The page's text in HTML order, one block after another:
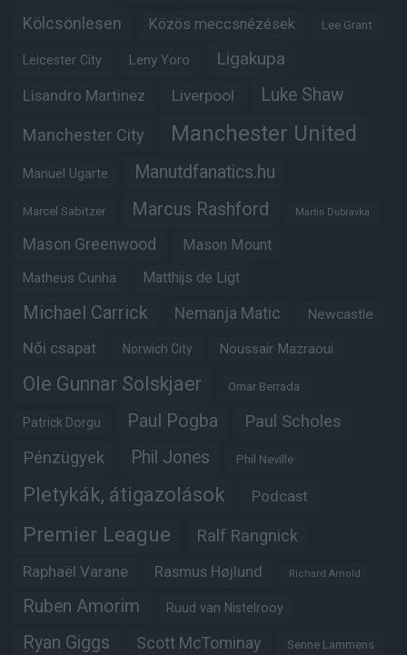
Kölcsönlesen Közös meccsnézések Lee Grant
Leicester City Leny Yoro Ligakupa
Lisandro Martinez Liverpool Luke Shaw
Manchester City Manchester United
Manuel Ugarte Manutdfanatics.hu
Marcel Sabitzer Marcus Rashford Martin Dubravka
Mason Greenwood Mason Mount
Matheus Cunha Matthijs de Ligt
Michael Carrick Nemanja Matic Newcastle
Női csapat Norwich City Noussair Mazraoui
Ole Gunnar Solskjaer Omar Berrada
Patrick Dorgu Paul Pogba Paul Scholes
Pénzügyek Phil Jones Phil Neville
Pletykák, átigazolások Podcast
Premier League Ralf Rangnick
Raphaël Varane Rasmus Højlund Richard Arnold
Ruben Amorim Ruud van Nistelrooy
Ryan Giggs Scott McTominay Senne Lammens